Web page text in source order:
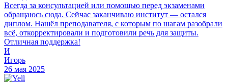
Всегда за консультацией или помощью перед экзаменами
обращаюсь сюда. Сейчас заканчиваю институт — остался
диплом. Нашёл преподавателя, с которым по шагам разобрали
всё, откорректировали и подготовили речь для защиты.
Отличная поддержка!
И
Игорь
26 мая 2025